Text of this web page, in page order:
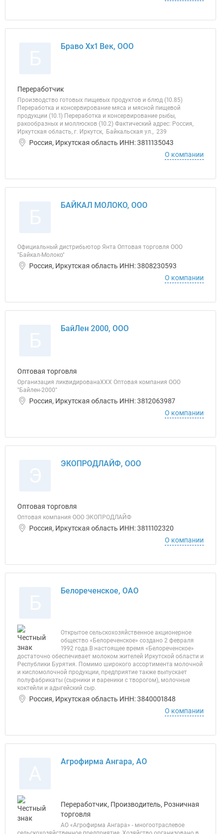
Браво Хх1 Век, ООО
Переработчик
Производство готовых пищевых продуктов и блюд (10.85)
Переработка и консервирование мяса и мясной пищевой
продукции (10.1) Переработка и консервирование рыбы,
ракообразных и моллюсков (10.2) Фактический адрес: Россия,
Иркутская область, г. Иркутск, Байкальская ул., 239
Россия, Иркутская область ИНН: 3811135043
О компании
БАЙКАЛ МОЛОКО, ООО
Официальный дистрибьютор Янта Оптовая торговля ООО
"Байкал-Молоко"
Россия, Иркутская область ИНН: 3808230593
О компании
БайЛен 2000, ООО
Оптовая торговля
Организация ликвидированаХХХ Оптовая компания ООО
"Байлен-2000"
Россия, Иркутская область ИНН: 3812063987
О компании
ЭКОПРОДЛАЙФ, ООО
Оптовая торговля
Оптовая компания ООО ЭКОПРОДЛАЙФ
Россия, Иркутская область ИНН: 3811102320
О компании
Белореченское, ОАО
Открытое сельскохозяйственное акционерное
общество «Белореченское» создано 2 февраля
1992 года.В настоящее время «Белореченское»
достаточно обеспечивает молоком жителей Иркутской области и
Республики Бурятия. Помимо широкого ассортимента молочной
и кисломолочной продукции, предприятие также выпускает
полуфабрикаты (сырники и вареники с творогом), молочные
коктейли и адыгейский сыр.
Россия, Иркутская область ИНН: 3840001848
О компании
Агрофирма Ангара, АО
Переработчик, Производитель, Розничная
торговля
АО «Агрофирма Ангара» - многоотраслевое